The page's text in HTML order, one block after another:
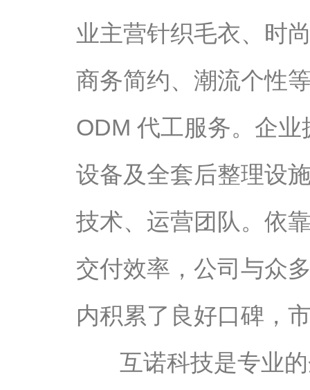
业主营针织毛衣、时
商务简约、潮流个性
ODM 代工服务。企
设备及全套后整理设
技术、运营团队。依
交付效率，公司与众
内积累了良好口碑，
互诺科技是专业